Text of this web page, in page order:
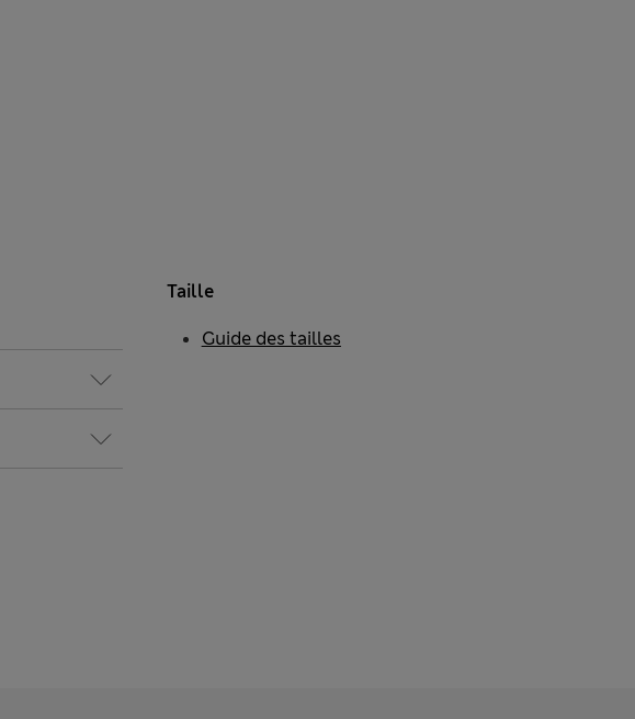
Taille
Guide des tailles